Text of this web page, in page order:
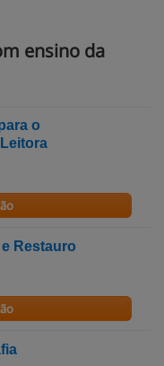
ensino da
o
Restauro